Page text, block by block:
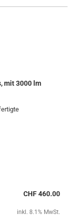
mit 3000 lm
CHF 460.00
inkl. 8.1% MwSt.